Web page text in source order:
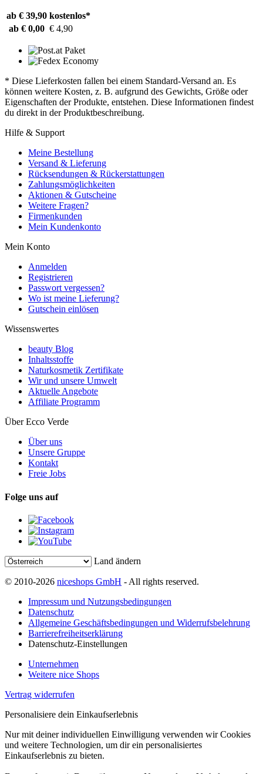
ab € 39,90 kostenlos*
ab € 0,00 € 4,90
* Diese Lieferkosten fallen bei einem Standard-Versand an. Es
können weitere Kosten, z. B. aufgrund des Gewichts, Größe oder
Eigenschaften der Produkte, entstehen. Diese Informationen findest
du direkt in der Produktbeschreibung.
Hilfe & Support
Meine Bestellung
Versand & Lieferung
Rücksendungen & Rückerstattungen
Zahlungsmöglichkeiten
Aktionen & Gutscheine
Weitere Fragen?
Firmenkunden
Mein Kundenkonto
Mein Konto
Anmelden
Registrieren
Passwort vergessen?
Wo ist meine Lieferung?
Gutschein einlösen
Wissenswertes
beauty Blog
Inhaltsstoffe
Naturkosmetik Zertifikate
Wir und unsere Umwelt
Aktuelle Angebote
Affiliate Programm
Über Ecco Verde
Über uns
Unsere Gruppe
Kontakt
Freie Jobs
Folge uns auf
Land ändern
© 2010-2026 niceshops GmbH - All rights reserved.
Impressum und Nutzungsbedingungen
Datenschutz
Allgemeine Geschäftsbedingungen und Widerrufsbelehrung
Barrierefreiheitserklärung
Datenschutz-Einstellungen
Unternehmen
Weitere nice Shops
Vertrag widerrufen
Personalisiere dein Einkaufserlebnis
Nur mit deiner individuellen Einwilligung verwenden wir Cookies
und weitere Technologien, um dir ein personalisiertes
Einkaufserlebnis zu bieten.